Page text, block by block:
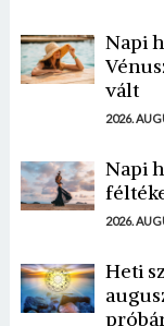
Napi
vált
2026.
Napi
2026.
Heti